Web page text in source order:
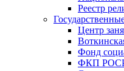
Реестр
Центр
Фонд
ФКП